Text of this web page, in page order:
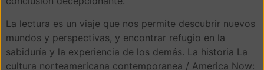
La lectura es un viaje que nos permite descubrir nuevos
mundos y perspectivas, y encontrar refugio en la
sabiduría y la experiencia de los demás. La historia La
cultura norteamericana contemporanea / America Now: